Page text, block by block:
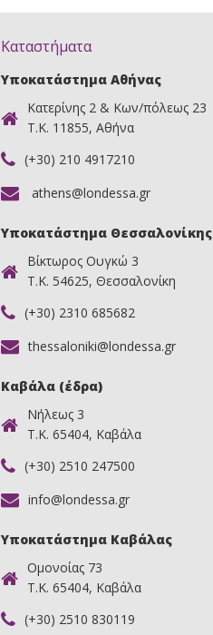
Καταστήματα
Υποκατάστημα Αθήνας
Κατερίνης 2 & Κων/πόλεως 23
Τ.Κ. 11855, Αθήνα
(+30) 210 4917210
athens@londessa.gr
Υποκατάστημα Θεσσαλονίκης
Βίκτωρος Ουγκώ 3
Τ.Κ. 54625, Θεσσαλονίκη
(+30) 2310 685682
thessaloniki@londessa.gr
Καβάλα (έδρα)
Νήλεως 3
Τ.Κ. 65404, Καβάλα
(+30) 2510 247500
info@londessa.gr
Υποκατάστημα Καβάλας
Ομονοίας 73
Τ.Κ. 65404, Καβάλα
(+30) 2510 830119